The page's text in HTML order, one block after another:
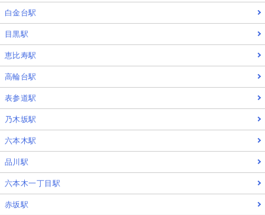
白金台駅
目黒駅
恵比寿駅
高輪台駅
表参道駅
乃木坂駅
六本木駅
品川駅
六本木一丁目駅
赤坂駅